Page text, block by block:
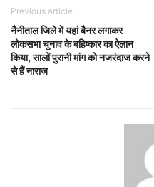
Previous article
नैनीताल जिले में यहां बैनर लगाकर
लोकसभा चुनाव के बहिष्कार का ऐलान
किया, सालों पुरानी मांग को नजरंदाज करने
से हैं नाराज